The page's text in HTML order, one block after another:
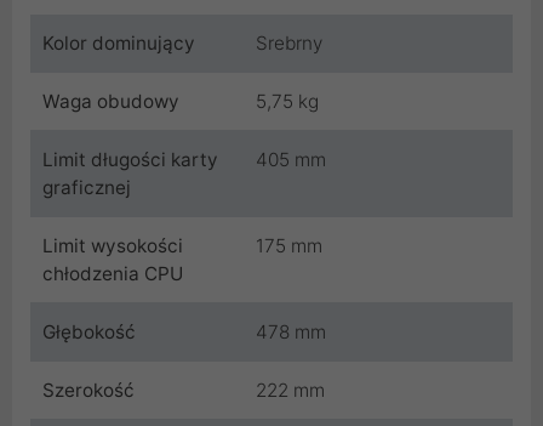
Kolor dominujący Srebrny
Waga obudowy 5,75 kg
Limit długości karty
graficznej
405 mm
Limit wysokości
chłodzenia CPU
175 mm
Głębokość 478 mm
Szerokość 222 mm